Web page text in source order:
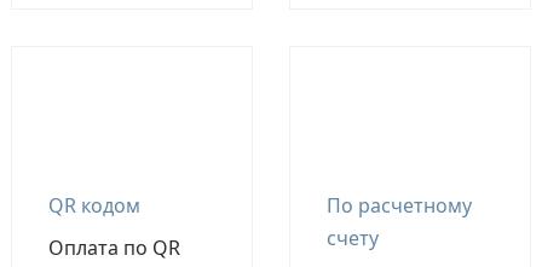
QR кодом
Оплата по QR
По расчетному
счету